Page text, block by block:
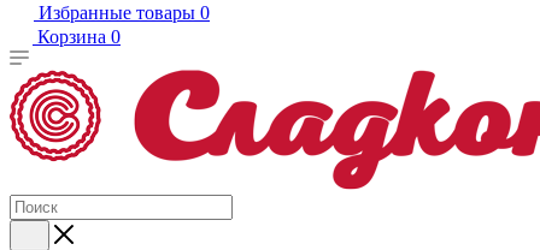
Избранные товары 0
Корзина 0